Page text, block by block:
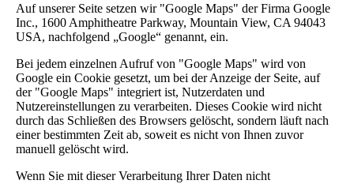
Auf unserer Seite setzen wir "Google Maps" der Firma Google
Inc., 1600 Amphitheatre Parkway, Mountain View, CA 94043
USA, nachfolgend „Google“ genannt, ein.
Bei jedem einzelnen Aufruf von "Google Maps" wird von
Google ein Cookie gesetzt, um bei der Anzeige der Seite, auf
der "Google Maps" integriert ist, Nutzerdaten und
Nutzereinstellungen zu verarbeiten. Dieses Cookie wird nicht
durch das Schließen des Browsers gelöscht, sondern läuft nach
einer bestimmten Zeit ab, soweit es nicht von Ihnen zuvor
manuell gelöscht wird.
Wenn Sie mit dieser Verarbeitung Ihrer Daten nicht